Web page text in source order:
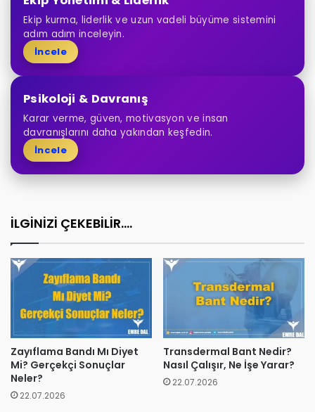
Ekip kurma, liderlik ve uzun vadeli büyüme sistemini
adım adım inceleyin.
İncele
Psikoloji & Davranış
Karar verme, güven, motivasyon ve insan
davranışlarını daha yakından keşfedin.
İncele
İLGİNİZİ ÇEKEBİLİR....
Zayıflama Bandı Mı Diyet
Mi? Gerçekçi Sonuçlar
Neler?
22.07.2026
Transdermal Bant Nedir?
Nasıl Çalışır, Ne İşe Yarar?
22.07.2026